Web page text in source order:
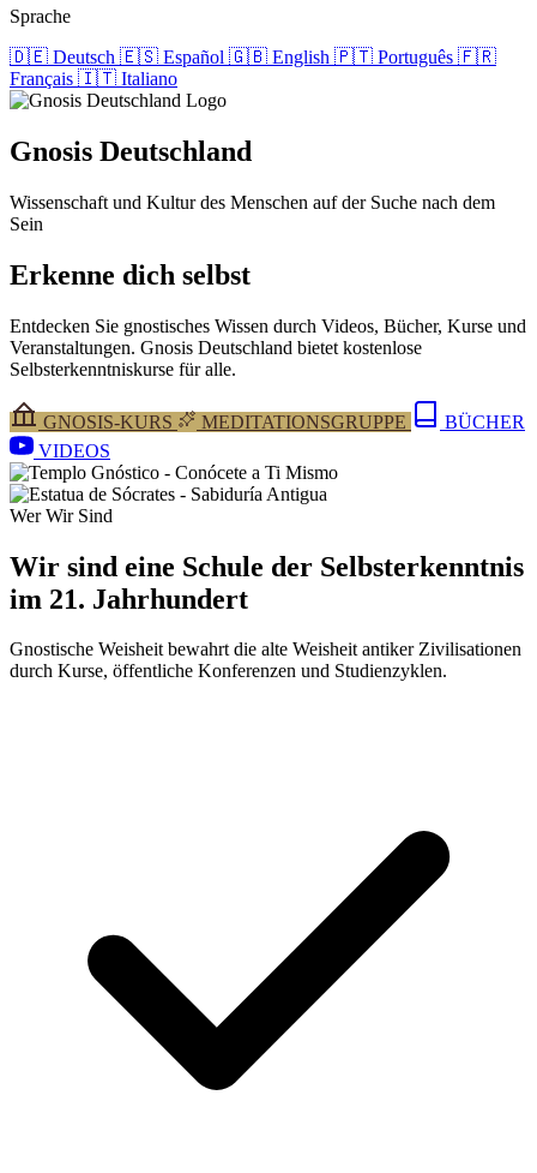
Sprache
🇩🇪 Deutsch 🇪🇸 Español 🇬🇧 English 🇵🇹 Português 🇫🇷
Français 🇮🇹 Italiano
Gnosis Deutschland
Wissenschaft und Kultur des Menschen auf der Suche nach dem
Sein
Erkenne dich selbst
Entdecken Sie gnostisches Wissen durch Videos, Bücher, Kurse und
Veranstaltungen. Gnosis Deutschland bietet kostenlose
Selbsterkenntniskurse für alle.
GNOSIS-KURS MEDITATIONSGRUPPE
BÜCHER
VIDEOS
Wer Wir Sind
Wir sind eine Schule der Selbsterkenntnis
im 21. Jahrhundert
Gnostische Weisheit bewahrt die alte Weisheit antiker Zivilisationen
durch Kurse, öffentliche Konferenzen und Studienzyklen.